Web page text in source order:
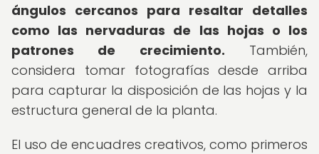
ángulos cercanos para resaltar detalles
como las nervaduras de las hojas o los
patrones de crecimiento. También,
considera tomar fotografías desde arriba
para capturar la disposición de las hojas y la
estructura general de la planta.
El uso de encuadres creativos, como primeros